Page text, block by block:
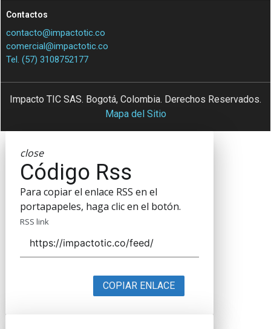
Contactos
contacto@impactotic.co
comercial@impactotic.co
Tel. (57) 3108752177
Impacto TIC SAS. Bogotá, Colombia. Derechos Reservados.
Mapa del Sitio
close
Código Rss
Para copiar el enlace RSS en el
portapapeles, haga clic en el botón.
RSS link
COPIAR ENLACE